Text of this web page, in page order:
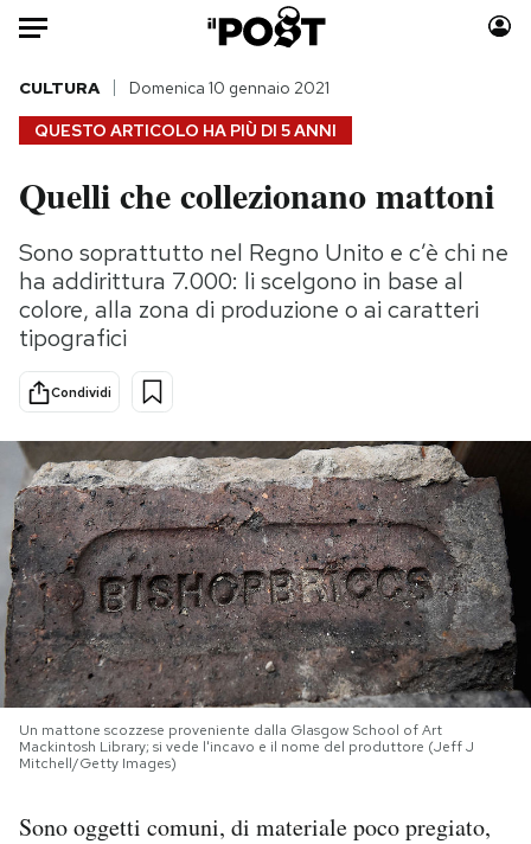
Auto
HOME
Italia
Politica
Tecnologia
Internet
Scienza
Cultura
Economia
Sport
Moda
Consumismi
Storie/Idee
Altrecose
Mondiali calcio 2026
PODCAST
NEWSLETTER
I MIEI PREFERITI
QUESTO ARTICOLO HA PIÙ DI 5 ANNI
CULTURA Domenica 10 gennaio 2021
Quelli che collezionano mattoni
Sono soprattutto nel Regno Unito e c’è chi ne
ha addirittura 7.000: li scelgono in base al
colore, alla zona di produzione o ai caratteri
tipografici
Condividi
Un mattone scozzese proveniente dalla Glasgow School of Art
Mackintosh Library; si vede l'incavo e il nome del produttore (Jeff J
Mitchell/Getty Images)
Sono oggetti comuni, di materiale poco pregiato,